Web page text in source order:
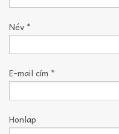
Név *
E-mail cím *
Honlap